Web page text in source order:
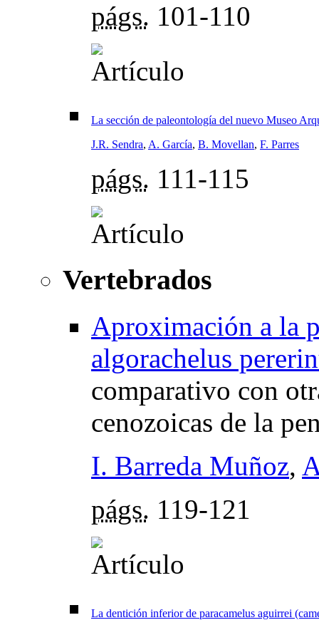
págs. 101-110
La sección de paleontología del nuevo Museo
J.R. Sendra, A. García, B. Movellan, F. Parres
págs. 111-115
Vertebrados
Aproximación a la
algorachelus
comparativo con
cenozoicas de la
I. Barreda Muñoz,
págs. 119-121
La dentición inferior de paracamelus aguirrei